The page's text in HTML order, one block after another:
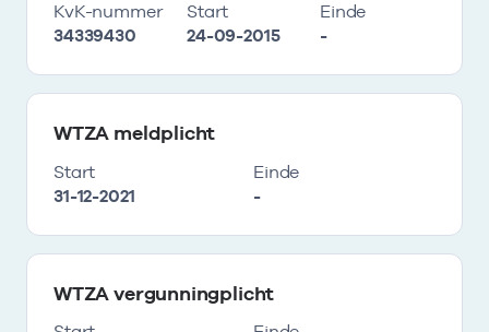
KvK-nummer
34339430
Start
24-09-2015
Einde
-
WTZA meldplicht
Start
31-12-2021
Einde
-
WTZA vergunningplicht